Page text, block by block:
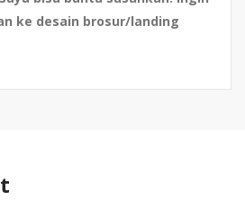
ke desain brosur/landing